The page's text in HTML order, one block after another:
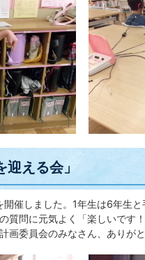
える会」
催しました。1年生は6年生
質問に元気よく「楽しいで
画委員会のみなさん、ありがと